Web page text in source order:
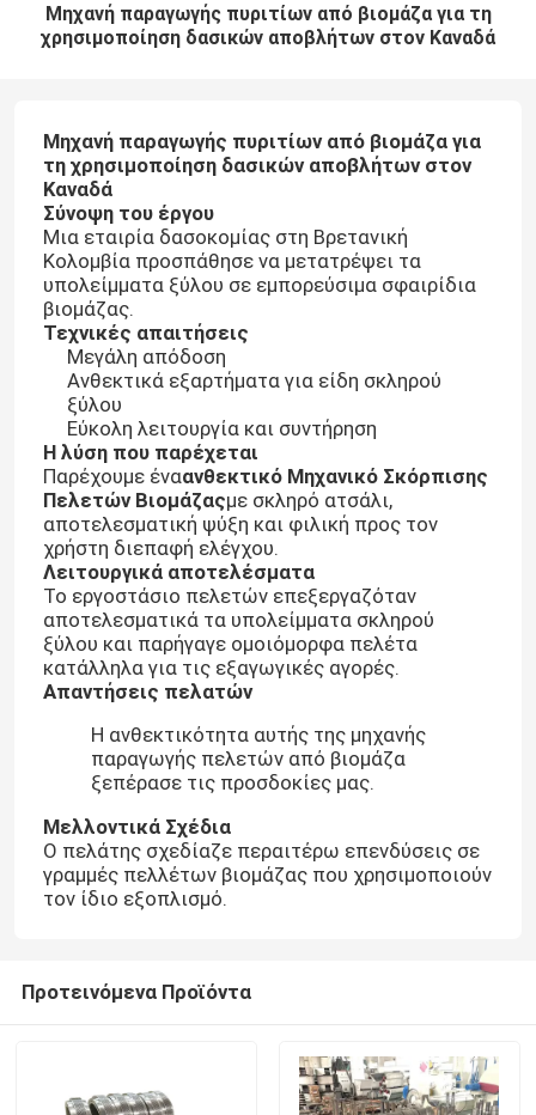
Μηχανή παραγωγής πυριτίων από βιομάζα για τη
χρησιμοποίηση δασικών αποβλήτων στον Καναδά
Μηχανή παραγωγής πυριτίων από βιομάζα για
τη χρησιμοποίηση δασικών αποβλήτων στον
Καναδά
Σύνοψη του έργου
Μια εταιρία δασοκομίας στη Βρετανική
Κολομβία προσπάθησε να μετατρέψει τα
υπολείμματα ξύλου σε εμπορεύσιμα σφαιρίδια
βιομάζας.
Τεχνικές απαιτήσεις
Μεγάλη απόδοση
Ανθεκτικά εξαρτήματα για είδη σκληρού
ξύλου
Εύκολη λειτουργία και συντήρηση
Η λύση που παρέχεται
Παρέχουμε έναανθεκτικό Μηχανικό Σκόρπισης
Πελετών Βιομάζαςμε σκληρό ατσάλι,
αποτελεσματική ψύξη και φιλική προς τον
χρήστη διεπαφή ελέγχου.
Λειτουργικά αποτελέσματα
Το εργοστάσιο πελετών επεξεργαζόταν
αποτελεσματικά τα υπολείμματα σκληρού
ξύλου και παρήγαγε ομοιόμορφα πελέτα
κατάλληλα για τις εξαγωγικές αγορές.
Απαντήσεις πελατών
Η ανθεκτικότητα αυτής της μηχανής
παραγωγής πελετών από βιομάζα
ξεπέρασε τις προσδοκίες μας.
Μελλοντικά Σχέδια
Ο πελάτης σχεδίαζε περαιτέρω επενδύσεις σε
γραμμές πελλέτων βιομάζας που χρησιμοποιούν
τον ίδιο εξοπλισμό.
Προτεινόμενα Προϊόντα